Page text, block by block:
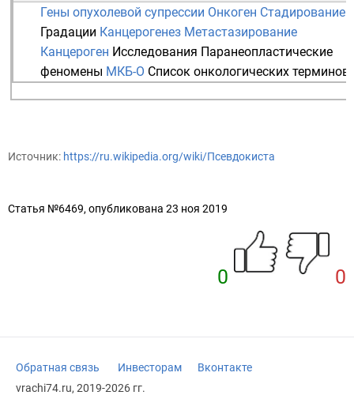
Гены опухолевой супрессии Онкоген Стадирование
Градации Канцерогенез Метастазирование
Канцероген Исследования Паранеопластические
феномены МКБ-О Список онкологических терминов
Источник: https://ru.wikipedia.org/wiki/Псевдокиста
Статья №6469, опубликована 23 ноя 2019
0 0
Обратная связь Инвесторам
Вконтакте
vrachi74.ru, 2019-2026 гг.